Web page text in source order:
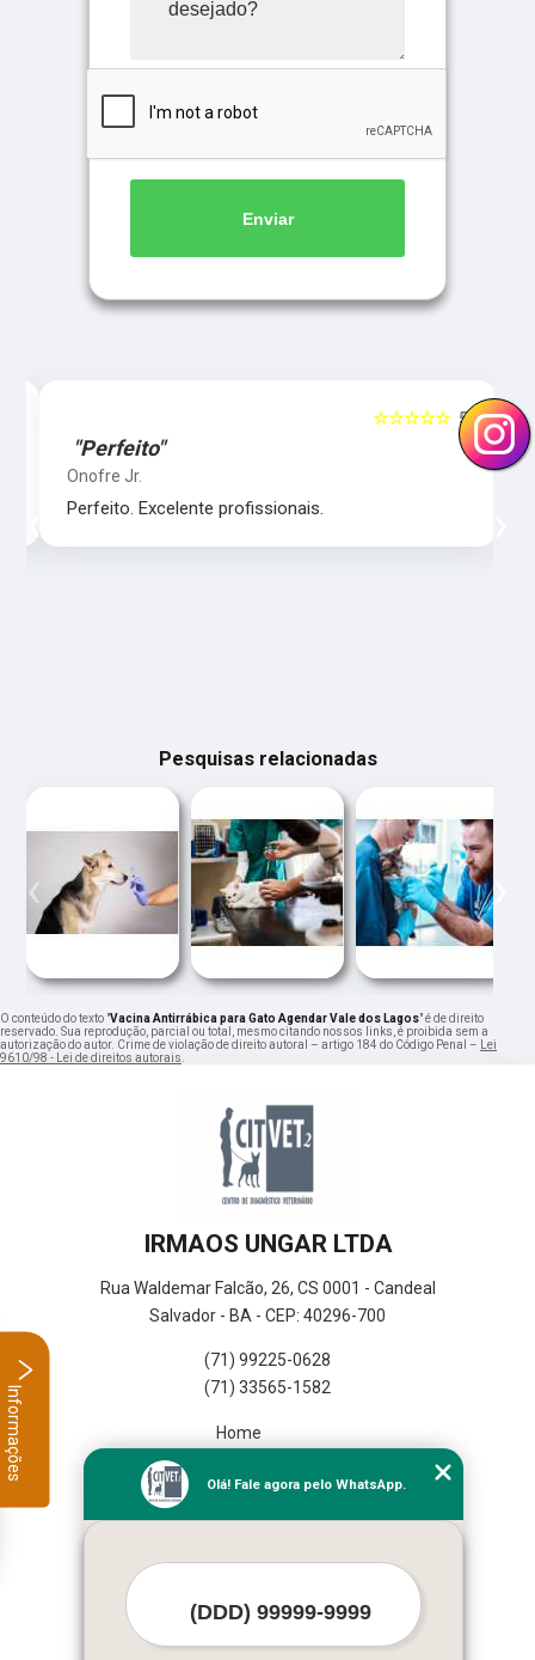
Enviar
5
☆☆☆☆☆
"Perfeito"
Onofre Jr.
Perfeito. Excelente profissionais.
‹
Pesquisas relacionadas
‹ ›
O conteúdo do texto "Vacina Antirrábica para Gato Agendar Vale dos Lagos" é de direito
reservado. Sua reprodução, parcial ou total, mesmo citando nossos links, é proibida sem a
autorização do autor. Crime de violação de direito autoral – artigo 184 do Código Penal – Lei
9610/98 - Lei de direitos autorais.
IRMAOS UNGAR LTDA
Rua Waldemar Falcão, 26, CS 0001 - Candeal
Salvador - BA - CEP: 40296-700
(71) 99225-0628
(71) 33565-1582
Home
Missão
Serviços
Olá! Fale agora pelo WhatsApp.
Informações